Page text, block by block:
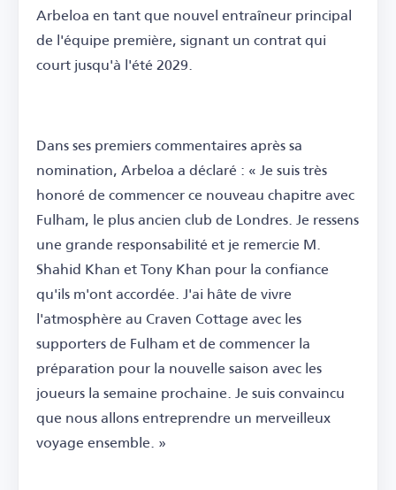
Arbeloa en tant que nouvel entraîneur principal
de l'équipe première, signant un contrat qui
court jusqu'à l'été 2029.
Dans ses premiers commentaires après sa
nomination, Arbeloa a déclaré : « Je suis très
honoré de commencer ce nouveau chapitre avec
Fulham, le plus ancien club de Londres. Je ressens
une grande responsabilité et je remercie M.
Shahid Khan et Tony Khan pour la confiance
qu'ils m'ont accordée. J'ai hâte de vivre
l'atmosphère au Craven Cottage avec les
supporters de Fulham et de commencer la
préparation pour la nouvelle saison avec les
joueurs la semaine prochaine. Je suis convaincu
que nous allons entreprendre un merveilleux
voyage ensemble. »